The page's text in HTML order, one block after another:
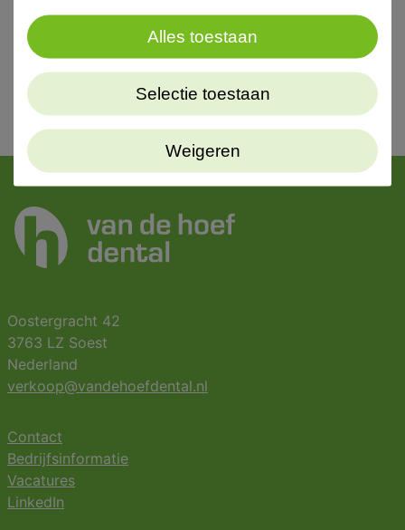
Oostergracht 42
3763 LZ Soest
Nederland
verkoop@vandehoefdental.nl
Contact
Bedrijfsinformatie
Vacatures
LinkedIn
Weigeren
Selectie toestaan
Alles toestaan